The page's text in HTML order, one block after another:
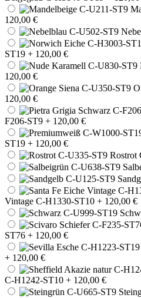
120,00 €
ST19 + 120,00 €
120,00 €
120,00 €
F206-ST9 + 120,00 €
ST19 + 120,00 €
Rostrot
Vintage C-H1330-ST10 + 120,00 €
ST76 + 120,00 €
+ 120,00 €
C-H1242-ST10 + 120,00 €